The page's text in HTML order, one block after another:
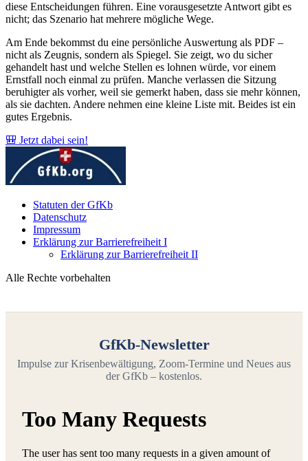
diese Entscheidungen führen. Eine vorausgesetzte Antwort gibt es
nicht; das Szenario hat mehrere mögliche Wege.
Am Ende bekommst du eine persönliche Auswertung als PDF –
nicht als Zeugnis, sondern als Spiegel. Sie zeigt, wo du sicher
gehandelt hast und welche Stellen es lohnen würde, vor einem
Ernstfall noch einmal zu prüfen. Manche verlassen die Sitzung
beruhigter als vorher, weil sie gemerkt haben, dass sie mehr können,
als sie dachten. Andere nehmen eine kleine Liste mit. Beides ist ein
gutes Ergebnis.
🎒 Jetzt dabei sein!
Statuten der GfKb
Datenschutz
Impressum
Erklärung zur Barrierefreiheit I
Erklärung zur Barrierefreiheit II
Alle Rechte vorbehalten
GfKb-Newsletter
Impulse zur Krisenbewältigung, Zoom-Termine und Neues aus
der GfKb – kostenlos.